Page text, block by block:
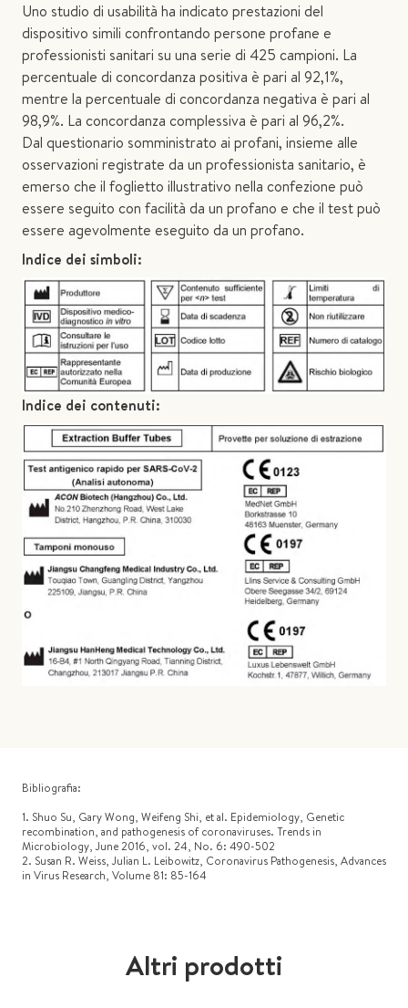
Uno studio di usabilità ha indicato prestazioni del
dispositivo simili confrontando persone profane e
professionisti sanitari su una serie di 425 campioni. La
percentuale di concordanza positiva è pari al 92,1%,
mentre la percentuale di concordanza negativa è pari al
98,9%. La concordanza complessiva è pari al 96,2%.
Dal questionario somministrato ai profani, insieme alle
osservazioni registrate da un professionista sanitario, è
emerso che il foglietto illustrativo nella confezione può
essere seguito con facilità da un profano e che il test può
essere agevolmente eseguito da un profano.
Indice dei simboli:
Indice dei contenuti:
Bibliografia:
1. Shuo Su, Gary Wong, Weifeng Shi, et al. Epidemiology, Genetic
recombination, and pathogenesis of coronaviruses. Trends in
Microbiology, June 2016, vol. 24, No. 6: 490-502
2. Susan R. Weiss, Julian L. Leibowitz, Coronavirus Pathogenesis, Advances
in Virus Research, Volume 81: 85-164
Altri prodotti